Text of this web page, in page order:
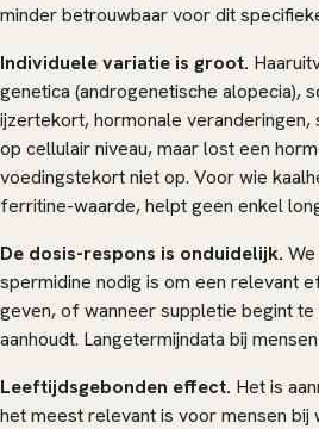
minder betrouwbaar voor dit
Individuele variatie is groot.
genetica (androgenetische alopecia),
ijzertekort, hormonale
op cellulair niveau, maar lost een
voedingstekort niet op. Voor wie
ferritine-waarde, helpt geen enkel
De dosis-respons is onduidelijk.
spermidine nodig is om een relevant
geven, of wanneer suppletie begint
aanhoudt. Langetermijndata bij
Leeftijdsgebonden effect. Het is
het meest relevant is voor mensen